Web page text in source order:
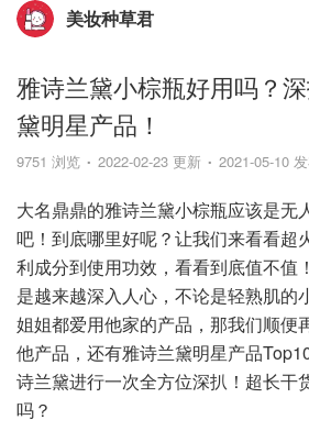
美妆种草君
雅诗兰黛小棕瓶好用吗？
黛明星产品！
9751 浏览 2022-02-23 更新 2021-05-10
大名鼎鼎的雅诗兰黛小棕瓶应该是无
吧！到底哪里好呢？让我们来看看超
利成分到使用功效，看看到底值不值
是越来越深入人心，不论是轻熟肌的
姐姐都爱用他家的产品，那我们顺便
他产品，还有雅诗兰黛明星产品
诗兰黛进行一次全方位深扒！超长干
吗？